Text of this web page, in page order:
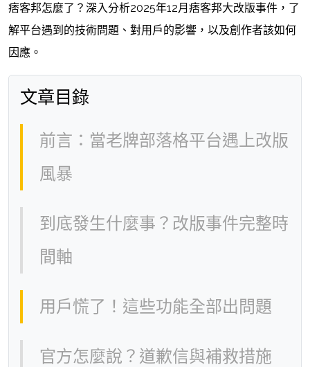
痞客邦怎麼了？深入分析2025年12月痞客邦大改版事件，了
解平台遇到的技術問題、對用戶的影響，以及創作者該如何
因應。
文章目錄
前言：當老牌部落格平台遇上改版
風暴
到底發生什麼事？改版事件完整時
間軸
用戶慌了！這些功能全部出問題
官方怎麼說？道歉信與補救措施